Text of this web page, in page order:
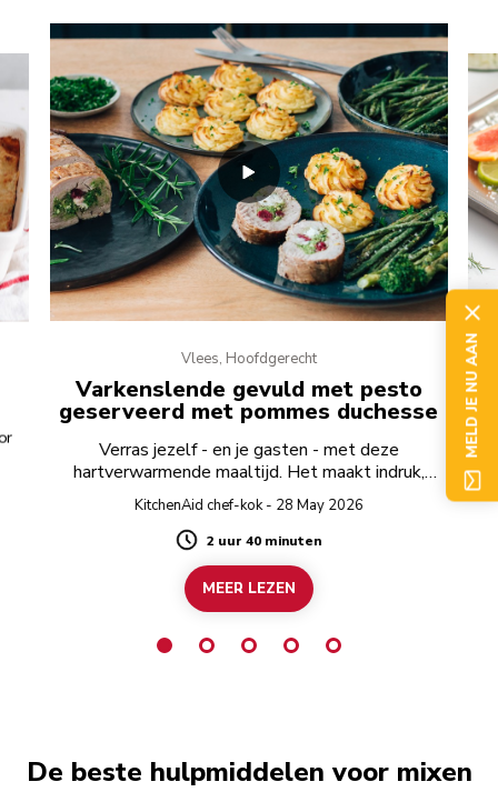
Vlees, Hoofdgerecht
Varkenslende gevuld met pesto
geserveerd met pommes duchesse
Verras jezelf - en je gasten - met deze
hartverwarmende maaltijd. Het maakt indruk,
maar is toch eenvoudig te maken.
KitchenAid chef-kok - 28 May 2026
Duration
2 uur 40 minuten
MEER LEZEN
De beste hulpmiddelen voor mixen
MELD JE NU AAN